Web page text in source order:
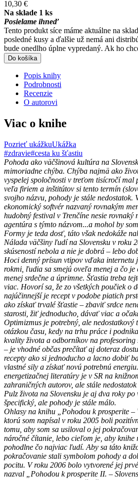
10,30 €
Na sklade 1 ks
Posielame ihneď
Tento produkt síce máme aktuálne na
posledné kusy a ďalšie už nemá ani
bude onedlho úplne vypredaný. Ak ho
Do košíka
Popis knihy
Podrobnosti
Recenzie
O autorovi
Viac o knihe
Pozrieť ukážkuUkážka
#zdravie#cesta ku šťastiu
Pohoda ako väčšinová kultúra na
mimoriadne chýba. Chýba najmä ako
vyspelej spoločnosti v treťom tisícročí
veľa firiem a inštitútov si tento termín
svojho názvu, pohody je stále nedostatok.
ekonomický softvér nazvaný rovnakým
hudobný festival v Trenčíne nesie rovnaký
agentúra s týmto názvom...a mohol by
Formy je teda dosť, táto však nedokáže
Nálada väčšiny ľudí na Slovensku v roku
skúseností nebola a nie je dobrá – lebo
Hoci denný prísun vtipov vďaka internetu
rokmi, ľudia sa smejú oveľa menej a čo je
menej srdečne a úprimne. Šťastia treba
viac. Hovorí sa, že zo všetkých poučiek o
najúčinnejší je recept v podobe piatich
ako získať trvalé šťastie – zbaviť srdce
starosti, žiť jednoducho, dávať viac a
Optimizmus je potrebný, ale nedostatkový
otázkou času, kedy na trhu práce i
kvality života a odborníkov na profesoring
– je vhodné občas prečítať aj doteraz
recepty ako si jednoducho a lacno dobiť
vlastné sily a získať novú potrebnú
energetizačnej literatúry je v SR na
zahraničných autorov, ale stále
Pulz života na Slovensku je aj dva roky
špecifický, ale pohody je stále málo.
Ohlasy na knihu „Pohodou k prosperite –
ktorú som napísal v roku 2005 boli
tomu, aby som sa usiloval o jej
náročné čítanie, lebo cieľom je, aby knihe
pohodlne čo najviac ľudí. Aby sa táto
pokračovanie stali symbolom pohody a
pocitu. V roku 2006 bolo vytvorené jej
nazval „Pohodou k prosperite II. –